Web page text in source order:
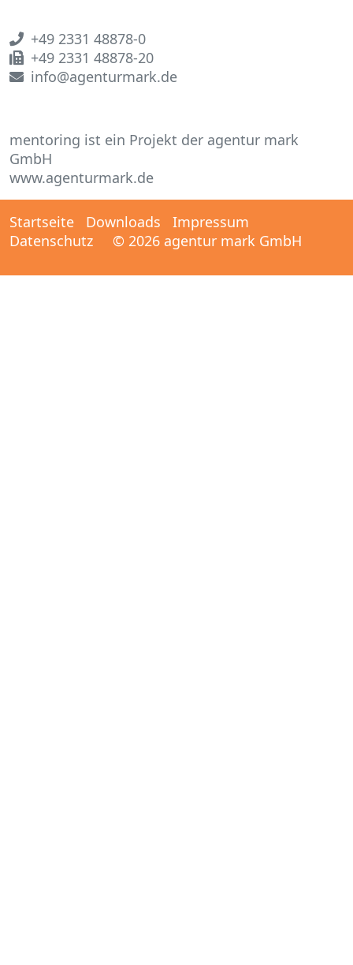
+49 2331 48878-0
+49 2331 48878-20
info@agenturmark.de
mentoring ist ein Projekt der agentur mark
GmbH
www.agenturmark.de
Startseite Downloads
Impressum
Datenschutz © 2026 agentur mark GmbH